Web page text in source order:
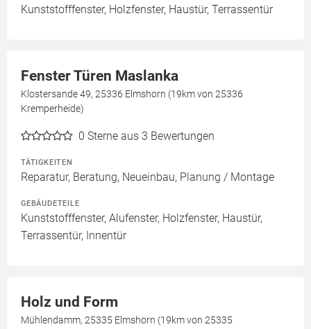
Kunststofffenster, Holzfenster, Haustür, Terrassentür
Fenster Türen Maslanka
Klostersande 49, 25336 Elmshorn (19km von 25336
Kremperheide)
0 Sterne aus 3 Bewertungen
TÄTIGKEITEN
Reparatur, Beratung, Neueinbau, Planung / Montage
GEBÄUDETEILE
Kunststofffenster, Alufenster, Holzfenster, Haustür,
Terrassentür, Innentür
Holz und Form
Mühlendamm, 25335 Elmshorn (19km von 25335